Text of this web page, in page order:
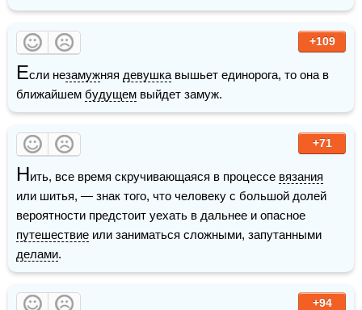
+109
Если незамужняя девушка вышьет единорога, то она в
ближайшем будущем выйдет замуж.
+71
Нить, все время скручивающаяся в процессе вязания
или шитья, — знак того, что человеку с большой долей
путешествие
делами.
+94